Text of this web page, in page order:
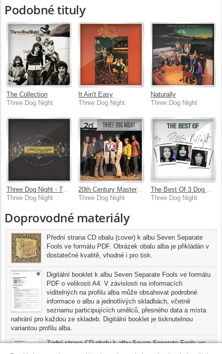
Podobné tituly
The Collection
Three Dog Night
It Ain't Easy
Three Dog Night
Naturally
Three Dog Night
Three Dog Night - The Complete Hit Singles
Three Dog Night
20th Century Masters: The Millennium Collection: Best Of Three Dog Night
Three Dog Night
The Best Of 3 Dog Night
Three Dog Night
Doprovodné materiály
Přední strana CD obalu (cover) k albu Seven Separate
Fools ve formátu PDF. Obrázek obalu alba je přikládán v
dostatečné kvalitě, vhodné i pro tisk.
Digitální booklet k albu Seven Separate Fools ve formátu
PDF o velikosti A4. V závislosti na informacích
viditelných na profilu alba může obsahovat podrobné
informace o albu a jednotlivých skladbách, včetně
seznamu participujících umělců, přesného data a místa
nahrání pro každou ze skladeb. Digitální booklet je tisknutelnou
variantou profilu alba.
Zadní strana CD obalu k albu Seven Separate Fools ve
formátu PDF. Pokud si toto album vypálíte jako Audio